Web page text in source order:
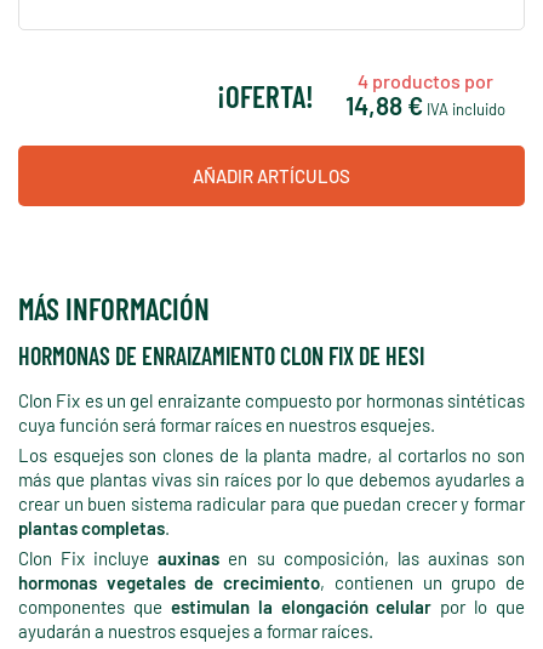
¡OFERTA! 4 productos por
14,88 € IVA incluido
AÑADIR ARTÍCULOS
MÁS INFORMACIÓN
HORMONAS DE ENRAIZAMIENTO CLON FIX DE HESI
Clon Fix es un gel enraizante compuesto por hormonas sintéticas
cuya función será formar raíces en nuestros esquejes.
Los esquejes son clones de la planta madre, al cortarlos no son
más que plantas vivas sin raíces por lo que debemos ayudarles a
crear un buen sistema radicular para que puedan crecer y formar
plantas completas.
Clon Fix incluyeauxinas en su composición, las auxinas son
hormonas vegetales de crecimiento, contienen un grupo de
componentes que estimulan la elongación celular por lo que
ayudarán a nuestros esquejes a formar raíces.